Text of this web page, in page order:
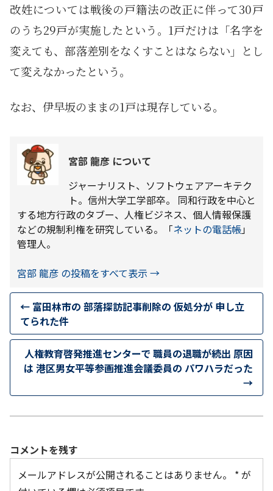
改姓については戦後の戸籍法の改正に伴って30戸
のうち29戸が実施したという。1戸だけは「名字を
変えても、部落差別をなくすことはならない」とし
て変えなかったという。
なお、伊早坂のままの1戸は現存している。
宮部 龍彦 について
ジャーナリスト、ソフトウェアアーキテク
ト。信州大学工学部卒。 同和行政を中心と
する地方行政のタブー、人権ビジネス、個人情報保護
などの規制利権を研究している。「ネットの電話帳」
管理人。
宮部 龍彦 の投稿をすべて表示 →
← 富田林市の 部落探訪記事削除の 仮処分が 申し立
てられた件
人権教育啓発推進センターで 職員の退職が続出 原因
は 港区男女平等参画推進会議委員の パワハラだった
→
コメントを残す
メールアドレスが公開されることはありません。
*が